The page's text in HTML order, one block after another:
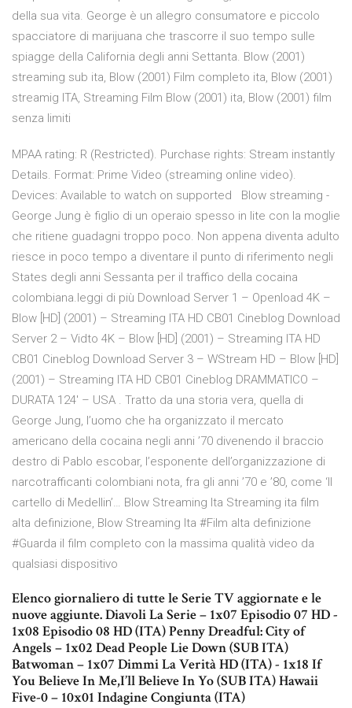
della sua vita. George è un allegro consumatore e piccolo
spacciatore di marijuana che trascorre il suo tempo sulle
spiagge della California degli anni Settanta. Blow (2001)
streaming sub ita, Blow (2001) Film completo ita, Blow (2001)
streamig ITA, Streaming Film Blow (2001) ita, Blow (2001) film
senza limiti
MPAA rating: R (Restricted). Purchase rights: Stream instantly
Details. Format: Prime Video (streaming online video).
Devices: Available to watch on supported Blow streaming -
George Jung è figlio di un operaio spesso in lite con la moglie
che ritiene guadagni troppo poco. Non appena diventa adulto
riesce in poco tempo a diventare il punto di riferimento negli
States degli anni Sessanta per il traffico della cocaina
colombiana.leggi di più Download Server 1 – Openload 4K –
Blow [HD] (2001) – Streaming ITA HD CB01 Cineblog Download
Server 2 – Vidto 4K – Blow [HD] (2001) – Streaming ITA HD
CB01 Cineblog Download Server 3 – WStream HD – Blow [HD]
(2001) – Streaming ITA HD CB01 Cineblog DRAMMATICO –
DURATA 124′ – USA . Tratto da una storia vera, quella di
George Jung, l’uomo che ha organizzato il mercato
americano della cocaina negli anni ’70 divenendo il braccio
destro di Pablo escobar, l’esponente dell’organizzazione di
narcotrafficanti colombiani nota, fra gli anni ’70 e ’80, come ‘Il
cartello di Medellin’… Blow Streaming Ita Streaming ita film
alta definizione, Blow Streaming Ita #Film alta definizione
#Guarda il film completo con la massima qualità video da
qualsiasi dispositivo
Elenco giornaliero di tutte le Serie TV aggiornate e le
nuove aggiunte. Diavoli La Serie – 1x07 Episodio 07 HD -
1x08 Episodio 08 HD (ITA) Penny Dreadful: City of
Angels – 1x02 Dead People Lie Down (SUB ITA)
Batwoman – 1x07 Dimmi La Verità HD (ITA) - 1x18 If
You Believe In Me,I’ll Believe In Yo (SUB ITA) Hawaii
Five-0 – 10x01 Indagine Congiunta (ITA)